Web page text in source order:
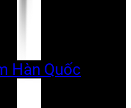
Hàn Quốc